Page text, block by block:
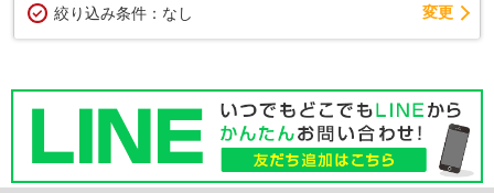
絞り込み条件： なし 変更